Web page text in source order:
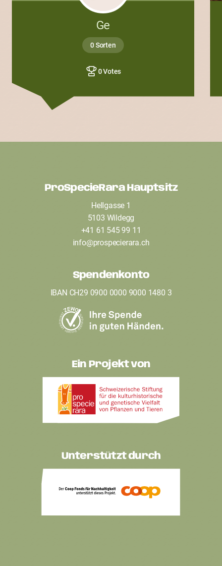
Ge
0 Sorten
0 Votes
ProSpecieRara Hauptsitz
Hellgasse 1
5103 Wildegg
+41 61 545 99 11
info@prospecierara.ch
Spendenkonto
IBAN CH29 0900 0000 9000 1480 3
Ein Projekt von
Unterstützt durch